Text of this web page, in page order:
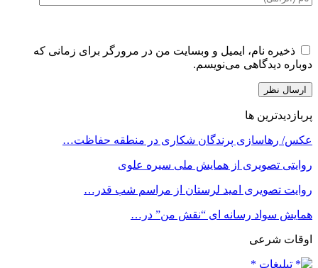
ذخیره نام، ایمیل و وبسایت من در مرورگر برای زمانی که
دوباره دیدگاهی می‌نویسم.
پربازدیدترین ها
عکس/ رهاسازی پرندگان شکاری در منطقه حفاظت…
روایتی تصویری از همایش ملی سیره علوی
روایت تصویری امید لرستان از مراسم شب قدر…
همایش سواد رسانه ای “نقش من” در…
اوقات شرعی